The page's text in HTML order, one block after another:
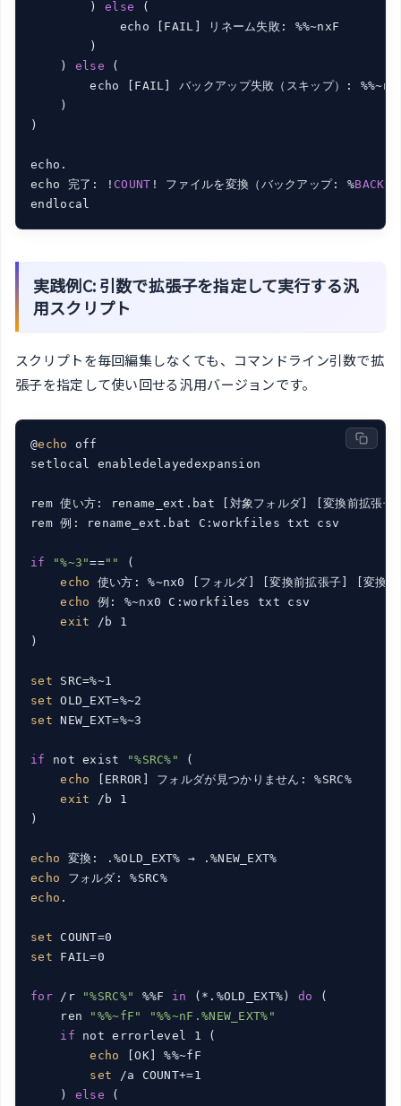
        )
else (
            echo [FAIL] リネーム失敗: %%~nxF
        )
    )
else (
echo [FAIL] バックアップ失敗（スキップ）:
    )
)
echo.
echo 完了: ! COUNT ! ファイルを変換（バックアップ: %BACKUP
endlocal
実践例C: 引数で拡張子を指定して実行する汎
用スクリプト
スクリプトを毎回編集しなくても、コマンドライン引数で拡
張子を指定して使い回せる汎用バージョンです。
@echo
off
setlocal enabledelayedexpansion
rem 使い方: rename_ext.bat [対象フォルダ] [変換前拡張子
rem 例: rename_ext.bat C:workfiles txt csv
if "%~3"==""
(
echo 使い方: %~nx0 [フォルダ] [変換前拡張子] [変換後
echo 例: %~nx0 C:workfiles txt csv
exit /b 1
)
set
set
set NEW_EXT=%~3
if not exist "%SRC%"
(
echo [ERROR] フォルダが見つかりません: %SRC%
exit /b 1
)
echo
echo
フォルダ: %SRC%
echo .
set
set FAIL=0
for /r "%SRC%" %%F in (*.%OLD_EXT%) do (
    ren
"%%~fF"
"%%~nF.%NEW_EXT%"
if not errorlevel 1 (
echo
[OK] %%~fF
set /a COUNT+=1
    )
else (